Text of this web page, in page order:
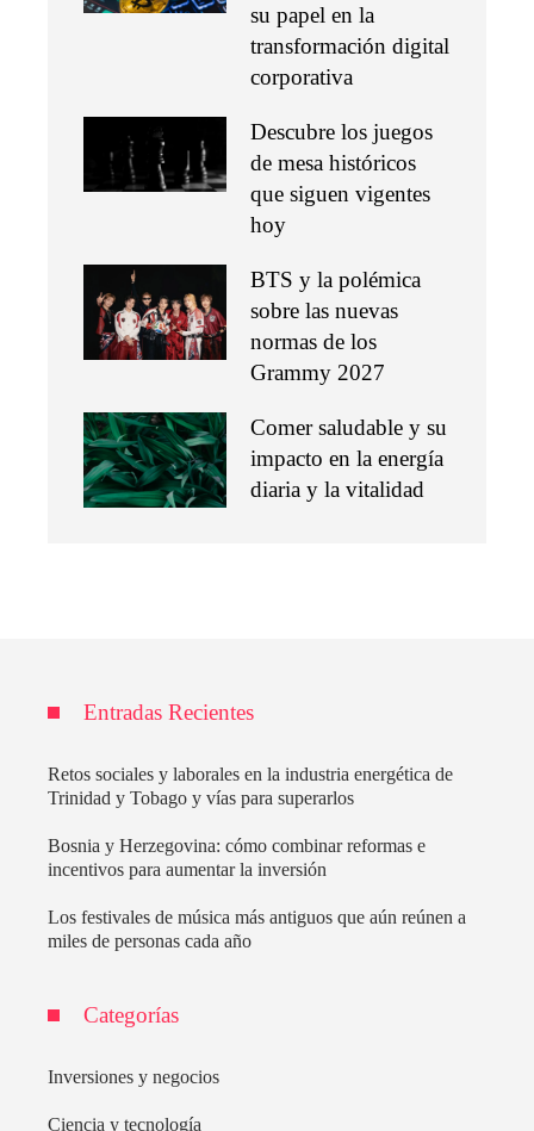
su papel en la
transformación digital
corporativa
Descubre los juegos
de mesa históricos
que siguen vigentes
hoy
BTS y la polémica
sobre las nuevas
normas de los
Grammy 2027
Comer saludable y su
impacto en la energía
diaria y la vitalidad
Entradas Recientes
Retos sociales y laborales en la industria energética de
Trinidad y Tobago y vías para superarlos
Bosnia y Herzegovina: cómo combinar reformas e
incentivos para aumentar la inversión
Los festivales de música más antiguos que aún reúnen a
miles de personas cada año
Categorías
Inversiones y negocios
Ciencia y tecnología